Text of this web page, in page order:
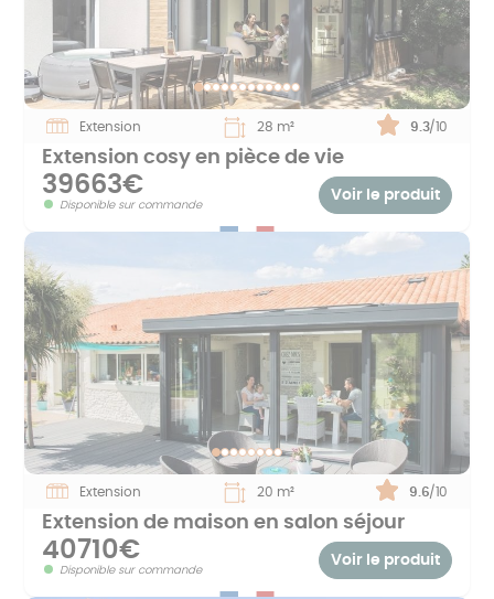
Extension 28 m² Note :
9.3/10
Extension cosy en pièce de vie
39663€
Disponible sur commande
Voir le produit
Extension 20 m² Note :
9.6/10
Extension de maison en salon séjour
40710€
Disponible sur commande
Voir le produit